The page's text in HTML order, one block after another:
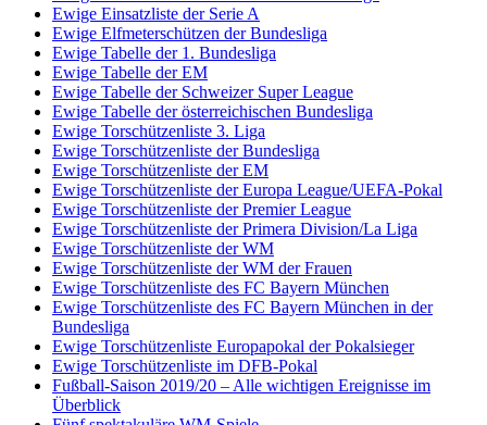
Ewige Einsatzliste der Serie A
Ewige Elfmeterschützen der Bundesliga
Ewige Tabelle der 1. Bundesliga
Ewige Tabelle der EM
Ewige Tabelle der Schweizer Super League
Ewige Tabelle der österreichischen Bundesliga
Ewige Torschützenliste 3. Liga
Ewige Torschützenliste der Bundesliga
Ewige Torschützenliste der EM
Ewige Torschützenliste der Europa League/UEFA-Pokal
Ewige Torschützenliste der Premier League
Ewige Torschützenliste der Primera Division/La Liga
Ewige Torschützenliste der WM
Ewige Torschützenliste der WM der Frauen
Ewige Torschützenliste des FC Bayern München
Ewige Torschützenliste des FC Bayern München in der
Bundesliga
Ewige Torschützenliste Europapokal der Pokalsieger
Ewige Torschützenliste im DFB-Pokal
Fußball-Saison 2019/20 – Alle wichtigen Ereignisse im
Überblick